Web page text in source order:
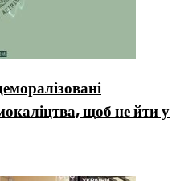
щоб не йти у